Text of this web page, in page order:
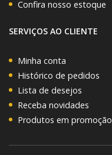
Confira nosso estoque
SERVIÇOS AO CLIENTE
Minha conta
Histórico de pedidos
Lista de desejos
Receba novidades
Produtos em promoção